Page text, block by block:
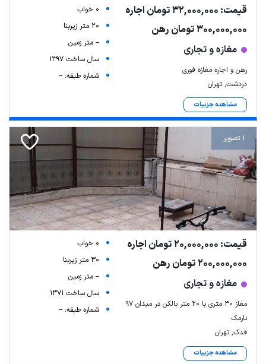
قیمت: 32,000,000 تومان اجاره
300,000,000 تومان رهن
مغازه و تجاری
رهن و اجاره مغازه فوری
دردشت, تهران
مشاهده جزییات
0 خواب
20 متر زیربنا
-- متر زمین
سال ساخت 1397
شماره طبقه: --
1 تصویر
قیمت: 20,000,000 تومان اجاره
200,000,000 تومان رهن
مغازه و تجاری
مغاز 30 متری با 20 متر بالکن در میدان 97
نارمک
فدک, تهران
مشاهده جزییات
0 خواب
30 متر زیربنا
-- متر زمین
سال ساخت 1371
شماره طبقه: --